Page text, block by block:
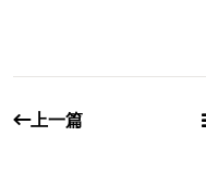
上一篇